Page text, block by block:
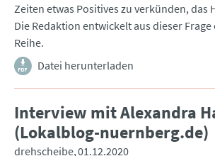
Zeiten etwas Positives zu verkünden, das
Die Redaktion entwickelt aus dieser
Reihe.
Datei herunterladen
Interview mit Alexandra
(Lokalblog-nuernberg.de)
drehscheibe 01.12.2020